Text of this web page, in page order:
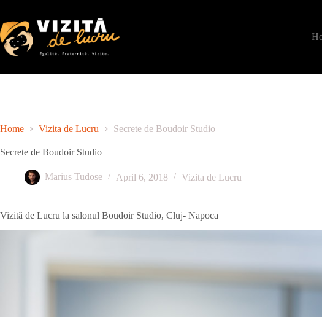
content
Home Vizita de Lucru Secrete de Boudoir Studio
Secrete de Boudoir Studio
Marius Tudose April 6, 2018 Vizita de Lucru
Vizită de Lucru la salonul Boudoir Studio, Cluj- Napoca